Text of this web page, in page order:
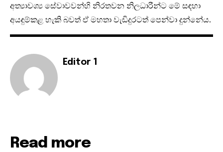
අත්‍යාවශ්‍ය සේවාවවන්හි නිරතවන නිලධාරීන්ට මේ සඳහා
අයඳුම්කළ හැකි බවත් ඒ මහතා වැඩිදුරටත් පෙන්වා දුන්නේය.
Editor 1
Read more